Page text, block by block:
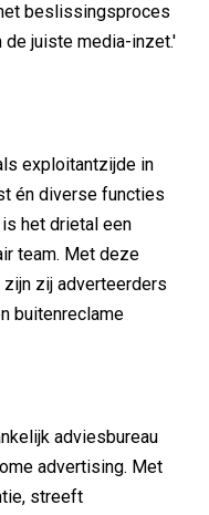
beslissingsproces
de juiste media-inzet.'
exploitantzijde in
én diverse functies
het drietal een
team. Met deze
zij adverteerders
buitenreclame
adviesbureau
advertising. Met
streeft